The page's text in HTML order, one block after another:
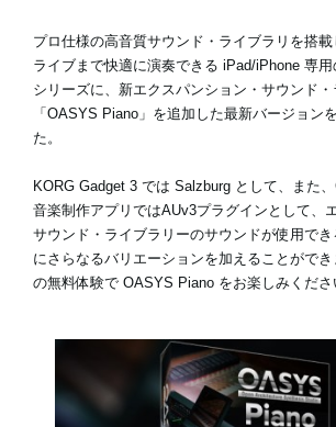
About KORG
プロ仕様の高音質サウンド・ライブラリを搭
ライブまで快適に演奏できる iPad/iPhone 専
シリーズに、新エクスパンション・サウンド・
「OASYS Piano」 を追加した最新バージョン
た。
KORG Gadget 3 では Salzburg として、また
音楽制作アプリではAUv3プラグインとして、
サウンド・ライブラリーのサウンドが使用で
にさらなるバリエーションを加えることがで
の無料体験で OASYS Piano をお楽しみくださ